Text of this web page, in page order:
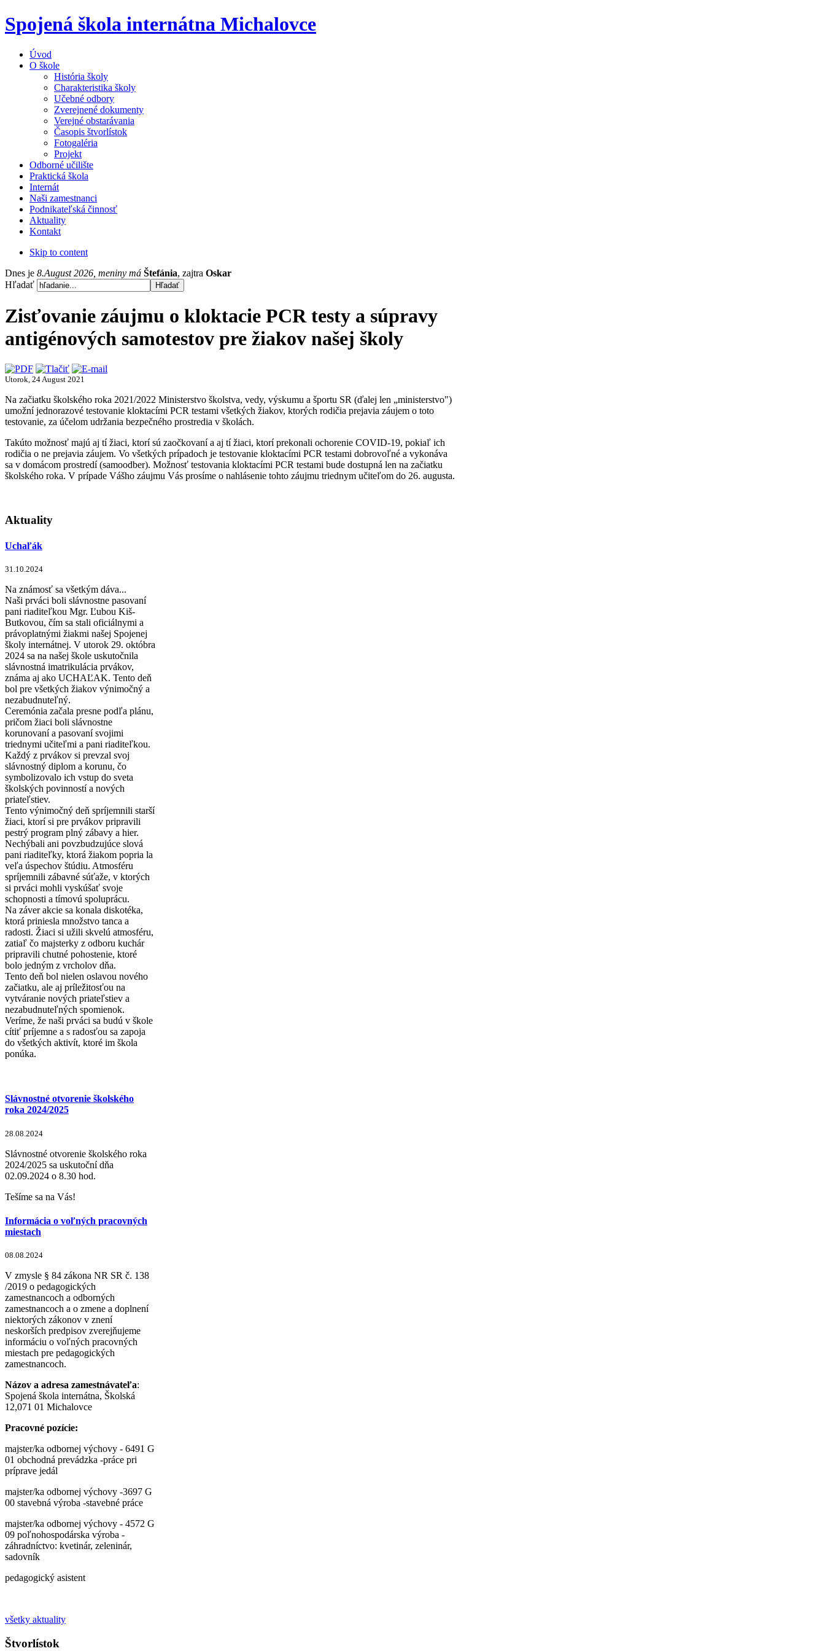
Spojená škola internátna Michalovce
Úvod
O škole
História školy
Charakteristika školy
Učebné odbory
Zverejnené dokumenty
Verejné obstarávania
Časopis štvorlístok
Fotogaléria
Projekt
Odborné učilište
Praktická škola
Internát
Naši zamestnanci
Podnikateľská činnosť
Aktuality
Kontakt
Skip to content
Dnes je 8.August 2026, meniny má Štefánia, zajtra Oskar
Hľadať
Zisťovanie záujmu o kloktacie PCR testy a súpravy
antigénových samotestov pre žiakov našej školy
Utorok, 24 August 2021
Na začiatku školského roka 2021/2022 Ministerstvo školstva, vedy, výskumu a športu SR (ďalej len „ministerstvo")
umožní jednorazové testovanie kloktacími PCR testami všetkých žiakov, ktorých rodičia prejavia záujem o toto
testovanie, za účelom udržania bezpečného prostredia v školách.
Takúto možnosť majú aj tí žiaci, ktorí sú zaočkovaní a aj tí žiaci, ktorí prekonali ochorenie COVID-19, pokiaľ ich
rodičia o ne prejavia záujem. Vo všetkých prípadoch je testovanie kloktacími PCR testami dobrovoľné a vykonáva
sa v domácom prostredí (samoodber). Možnosť testovania kloktacími PCR testami bude dostupná len na začiatku
školského roka. V prípade Vášho záujmu Vás prosíme o nahlásenie tohto záujmu triednym učiteľom do 26. augusta.
Aktuality
Uchaľák
31.10.2024
Na známosť sa všetkým dáva...
Naši prváci boli slávnostne pasovaní
pani riaditeľkou Mgr. Ľubou Kiš-
Butkovou, čím sa stali oficiálnymi a
právoplatnými žiakmi našej Spojenej
školy internátnej. V utorok 29. októbra
2024 sa na našej škole uskutočnila
slávnostná imatrikulácia prvákov,
známa aj ako UCHAĽAK. Tento deň
bol pre všetkých žiakov výnimočný a
nezabudnuteľný.
Ceremónia začala presne podľa plánu,
pričom žiaci boli slávnostne
korunovaní a pasovaní svojimi
triednymi učiteľmi a pani riaditeľkou.
Každý z prvákov si prevzal svoj
slávnostný diplom a korunu, čo
symbolizovalo ich vstup do sveta
školských povinností a nových
priateľstiev.
Tento výnimočný deň spríjemnili starší
žiaci, ktorí si pre prvákov pripravili
pestrý program plný zábavy a hier.
Nechýbali ani povzbudzujúce slová
pani riaditeľky, ktorá žiakom popria la
veľa úspechov štúdiu. Atmosféru
spríjemnili zábavné súťaže, v ktorých
si prváci mohli vyskúšať svoje
schopnosti a tímovú spoluprácu.
Na záver akcie sa konala diskotéka,
ktorá priniesla množstvo tanca a
radosti. Žiaci si užili skvelú atmosféru,
zatiaľ čo majsterky z odboru kuchár
pripravili chutné pohostenie, ktoré
bolo jedným z vrcholov dňa.
Tento deň bol nielen oslavou nového
začiatku, ale aj príležitosťou na
vytváranie nových priateľstiev a
nezabudnuteľných spomienok.
Veríme, že naši prváci sa budú v škole
cítiť príjemne a s radosťou sa zapoja
do všetkých aktivít, ktoré im škola
ponúka.
Slávnostné otvorenie školského
roka 2024/2025
28.08.2024
Slávnostné otvorenie školského roka
2024/2025 sa uskutoční dňa
02.09.2024 o 8.30 hod.
Tešíme sa na Vás!
Informácia o voľných pracovných
miestach
08.08.2024
V zmysle § 84 zákona NR SR č. 138
/2019 o pedagogických
zamestnancoch a odborných
zamestnancoch a o zmene a doplnení
niektorých zákonov v znení
neskorších predpisov zverejňujeme
informáciu o voľných pracovných
miestach pre pedagogických
zamestnancoch.
Názov a adresa zamestnávateľa:
Spojená škola internátna, Školská
12,071 01 Michalovce
Pracovné pozície:
majster/ka odbornej výchovy - 6491 G
01 obchodná prevádzka -práce pri
príprave jedál
majster/ka odbornej výchovy -3697 G
00 stavebná výroba -stavebné práce
majster/ka odbornej výchovy - 4572 G
09 poľnohospodárska výroba -
záhradníctvo: kvetinár, zeleninár,
sadovník
pedagogický asistent
všetky aktuality
Štvorlístok